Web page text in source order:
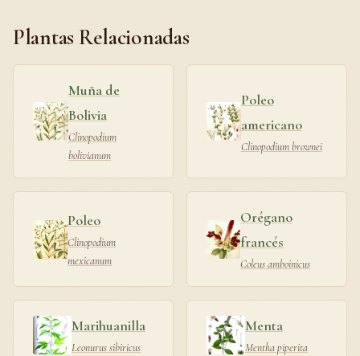
Plantas Relacionadas
Muña de
Bolivia
Clinopodium
bolivianum
Poleo
americano
Clinopodium brownei
Poleo
Clinopodium
mexicanum
Orégano
francés
Coleus amboinicus
Marihuanilla
Leonurus sibiricus
Menta
Mentha piperita